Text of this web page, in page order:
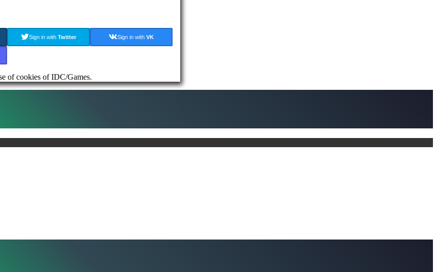
Sign in with Twitter Sign in with VK
of cookies of IDC/Games.